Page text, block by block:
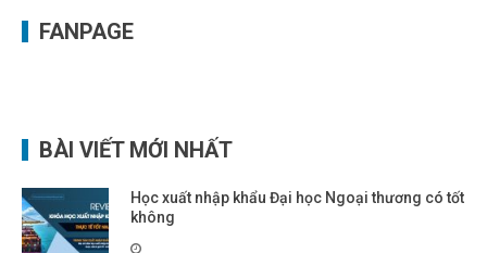
FANPAGE
BÀI VIẾT MỚI NHẤT
Học xuất nhập khẩu Đại học Ngoại thương có tốt
không